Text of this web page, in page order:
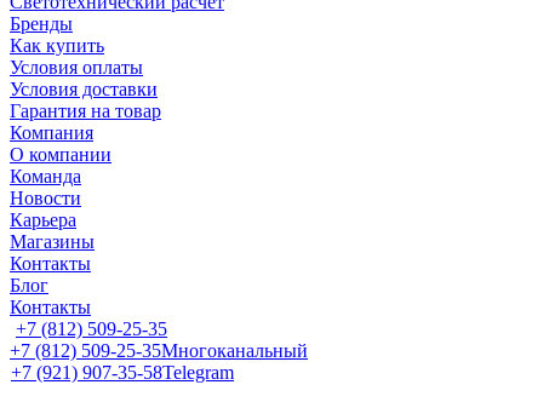
Бренды
Как купить
Условия оплаты
Условия доставки
Гарантия на товар
Компания
О компании
Команда
Новости
Карьера
Магазины
Контакты
Блог
Контакты
+7 (812) 509-25-35
+7 (812) 509-25-35Многоканальный
+7 (921) 907-35-58Telegram